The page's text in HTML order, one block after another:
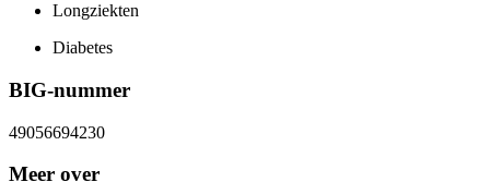
Longziekten
Diabetes
BIG-nummer
49056694230
Meer over